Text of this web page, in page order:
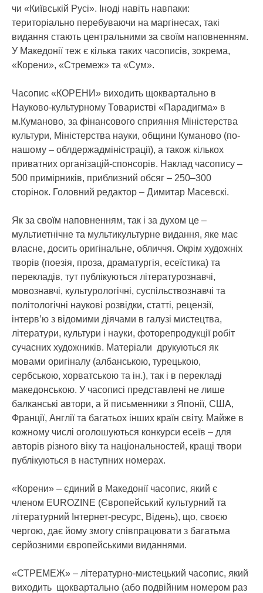
чи «Київській Русі». Іноді навіть навпаки:
територіально перебуваючи на маргінесах, такі
видання стають центральними за своїм наповненням.
У Македонії теж є кілька таких часописів, зокрема,
«Корени», «Стремеж» та «Сум».
Часопис «КОРЕНИ» виходить щоквартально в
Науково-культурному Товаристві «Парадигма» в
м.Куманово, за фінансового сприяння Міністерства
культури, Міністерства науки, общини Куманово (по-
нашому – облдержадміністрації), а також кількох
приватних організацій-спонсорів. Наклад часопису –
500 примірників, приблизний обсяг – 250–300
сторінок. Головний редактор – Димитар Масевскі.
Як за своїм наповненням, так і за духом це –
мультиетнічне та мультикультурне видання, яке має
власне, досить оригінальне, обличчя. Окрім художніх
творів (поезія, проза, драматургія, есеїстика) та
перекладів, тут публікуються літературознавчі,
мовознавчі, культурологічні, суспільствознавчі та
політологічні наукові розвідки, статті, рецензії,
інтерв’ю з відомими діячами в галузі мистецтва,
літератури, культури і науки, фоторепродукції робіт
сучасних художників. Матеріали друкуються як
мовами оригіналу (албанською, турецькою,
сербською, хорватською та ін.), так і в перекладі
македонською. У часописі представлені не лише
балканські автори, а й письменники з Японії, США,
Франції, Англії та багатьох інших країн світу. Майже в
кожному числі оголошуються конкурси есеїв – для
авторів різного віку та національностей, кращі твори
публікуються в наступних номерах.
«Корени» – єдиний в Македонії часопис, який є
членом EUROZINE (Європейський культурний та
літературний Інтернет-ресурс, Відень), що, своєю
чергою, дає йому змогу співпрацювати з багатьма
серйозними європейськими виданнями.
«СТРЕМЕЖ» – літературно-мистецький часопис, який
виходить щоквартально (або подвійним номером раз